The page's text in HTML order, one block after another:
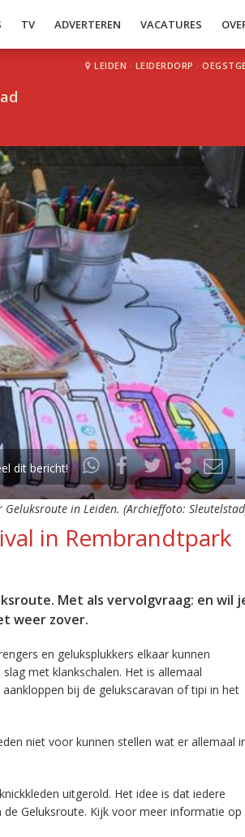
TV ADVERTEREN VACATURES
LEIDEN · LEIDERDORP ·
dit bericht!
Geluksroute in Leiden. (Archieffoto:
in Rembrandtpark
Met als vervolgvraag: en wil
weer zover.
en geluksplukkers elkaar kunnen
met klankschalen. Het is allemaal
bij de gelukscaravan of tipi in het
niet voor kunnen stellen wat er allemaal
uitgerold. Het idee is dat iedere
Geluksroute. Kijk voor meer informatie op